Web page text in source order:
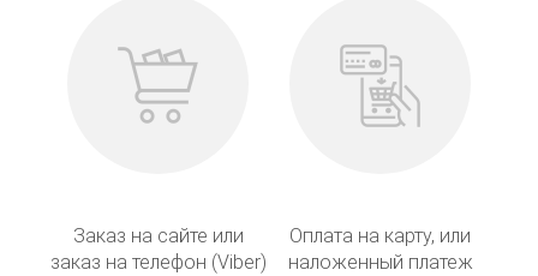
Заказ на сайте или
заказ на телефон (Viber)
Оплата на карту, или
наложенный платеж